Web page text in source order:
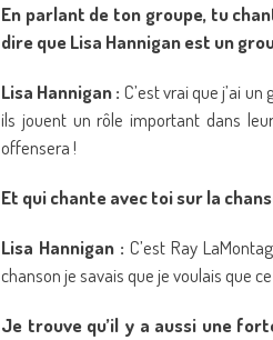
En parlant de ton groupe, tu
dire que Lisa Hannigan est un
Lisa Hannigan : C’est vrai que j’ai
ils jouent un rôle important dans
offensera !
Et qui chante avec toi sur la
Lisa Hannigan :C’est Ray
chanson je savais que je voulais que
Je trouve qu’il y a aussi une